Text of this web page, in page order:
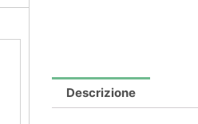
Descrizione